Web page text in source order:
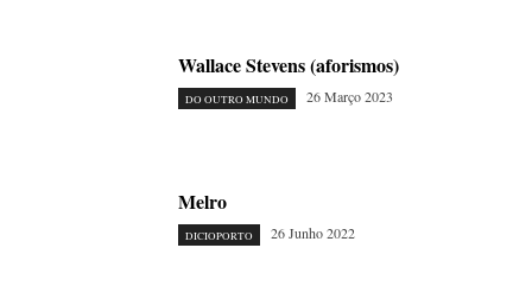
Wallace Stevens (aforismos)
DO OUTRO MUNDO 26 Março 2023
Melro
DICIOPORTO 26 Junho 2022